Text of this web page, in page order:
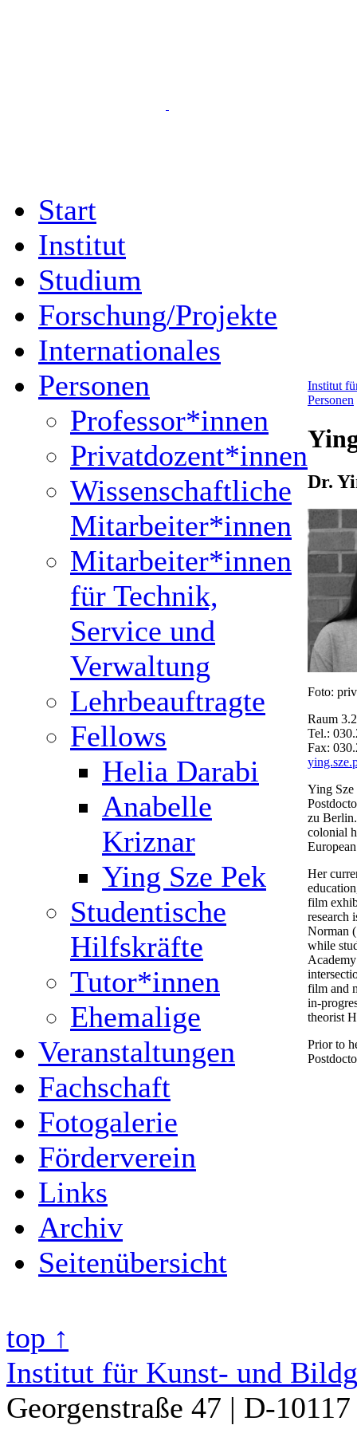
Start
Institut
Studium
Forschung/Projekte
Internationales
Personen
Professor*innen
Privatdozent*innen
Wissenschaftliche
Mitarbeiter*innen
Mitarbeiter*innen
für Technik,
Service und
Verwaltung
Lehrbeauftragte
Fellows
Helia Darabi
Anabelle
Kriznar
Ying Sze Pek
Studentische
Hilfskräfte
Tutor*innen
Ehemalige
Veranstaltungen
Fachschaft
Fotogalerie
Förderverein
Links
Archiv
Seitenübersicht
Institut
Personen
Dr.
Foto:
Raum
Tel.:
Fax:
Ying Sze
zu
colonial
Her
film
research
Norman
while
film and
in-
theorist
Prior to
top ↑
Institut für Kunst- und
Georgenstraße 47 | D-